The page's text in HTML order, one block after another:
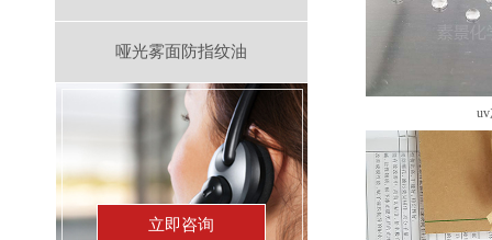
哑光雾面防指纹油
立即咨询